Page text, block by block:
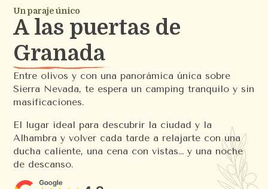
Un paraje único
A las puertas de
Granada
Entre olivos y con una panorámica única sobre
Sierra Nevada, te espera un camping tranquilo y sin
masificaciones.
El lugar ideal para descubrir la ciudad y la
Alhambra y volver cada tarde a relajarte con una
ducha caliente, una cena con vistas… y una noche
de descanso.